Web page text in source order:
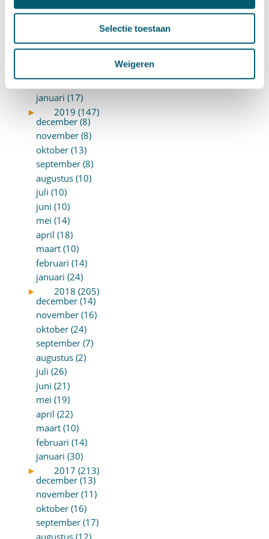
Selectie toestaan
Weigeren
juli (20)
mei (12)
februari (12)
januari (17)
►
2019 (147)
december (8)
november (8)
oktober (13)
september (8)
augustus (10)
juli (10)
juni (10)
mei (14)
april (18)
maart (10)
februari (14)
januari (24)
►
2018 (205)
december (14)
november (16)
oktober (24)
september (7)
augustus (2)
juli (26)
juni (21)
mei (19)
april (22)
maart (10)
februari (14)
januari (30)
►
2017 (213)
december (13)
november (11)
oktober (16)
september (17)
augustus (12)